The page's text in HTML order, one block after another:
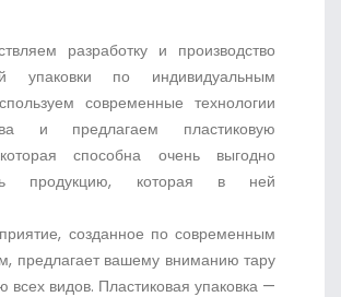
разработку и производство
упаковки по индивидуальным
современные технологии
и предлагаем пластиковую
способна очень выгодно
продукцию, которая в ней
созданное по современным
предлагает вашему вниманию тару
всех видов. Пластиковая упаковка —